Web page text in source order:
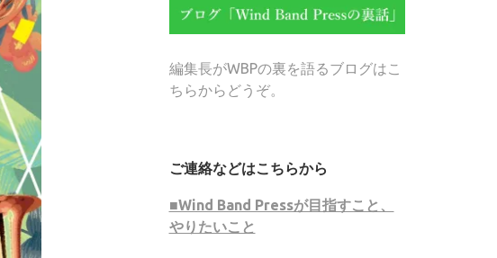
編集長がWBPの裏を語るブログはこ
ちらからどうぞ。
ご連絡などはこちらから
■Wind Band Pressが目指すこと、
やりたいこと